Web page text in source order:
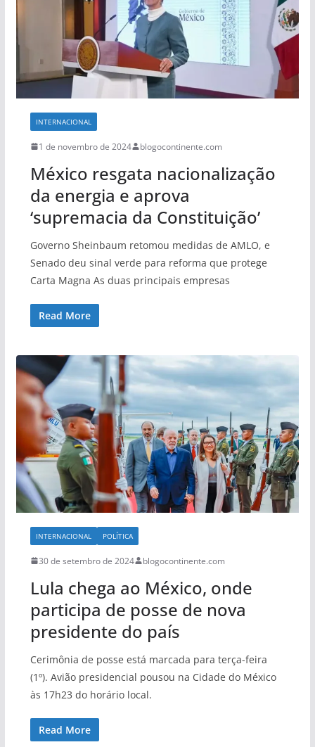
INTERNACIONAL
1 de novembro de 2024 blogocontinente.com
México resgata nacionalização
da energia e aprova
‘supremacia da Constituição’
Governo Sheinbaum retomou medidas de AMLO, e
Senado deu sinal verde para reforma que protege
Carta Magna As duas principais empresas
Read More
INTERNACIONAL POLÍTICA
30 de setembro de 2024 blogocontinente.com
Lula chega ao México, onde
participa de posse de nova
presidente do país
Cerimônia de posse está marcada para terça-feira
(1º). Avião presidencial pousou na Cidade do México
às 17h23 do horário local.
Read More